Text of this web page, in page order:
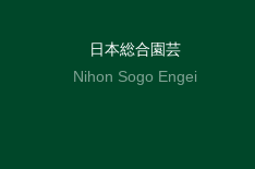
日本総合園芸
Nihon Sogo Engei